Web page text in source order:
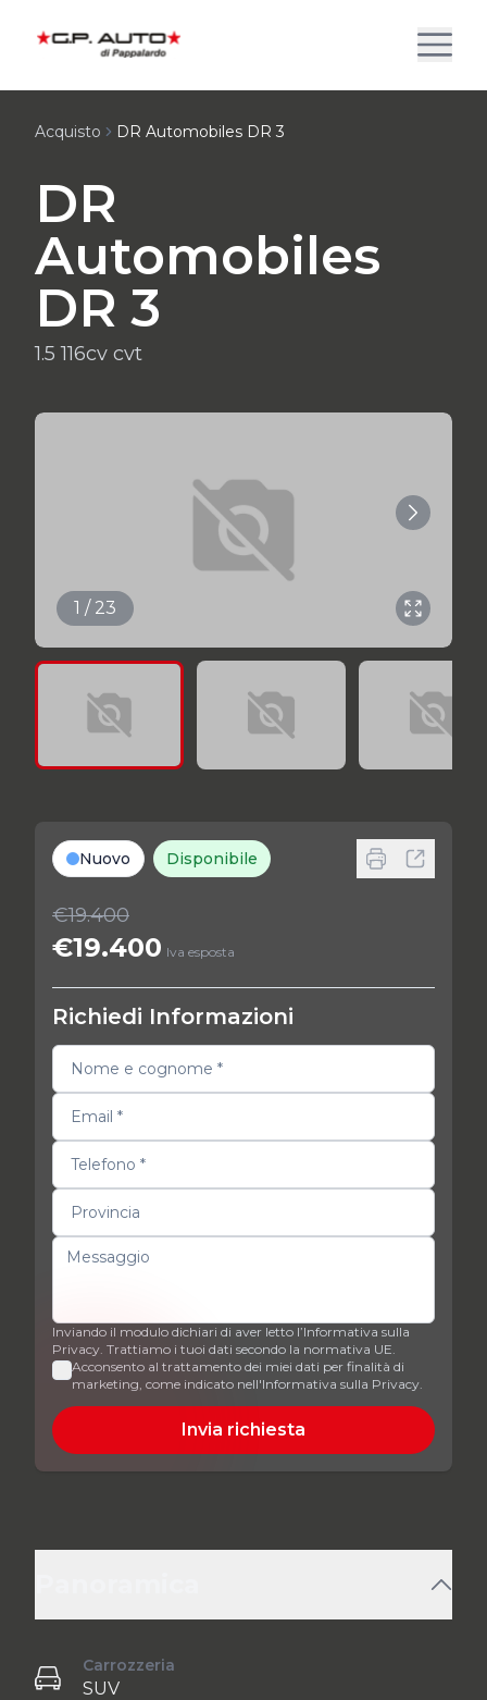
Acquisto DR Automobiles DR 3
DR
Automobiles
DR 3
1.5 116cv cvt
1 / 23
Nuovo Disponibile
€19.400
€19.400 Iva esposta
Richiedi Informazioni
Inviando il modulo dichiari di aver letto l’Informativa sulla
Privacy. Trattiamo i tuoi dati secondo la normativa UE.
Acconsento al trattamento dei miei dati per finalità di
marketing, come indicato nell'Informativa sulla Privacy.
Invia richiesta
Carrozzeria
SUV